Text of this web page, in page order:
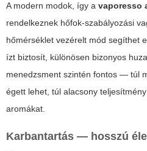
A modern modok, így a vaporesso
rendelkeznek hőfok-szabályozási
hőmérséklet vezérelt mód segíthet
ízt biztosít, különösen bizonyos
menedzsment szintén fontos — túl
égett lehet, túl alacsony
aromákat.
Karbantartás — hosszú